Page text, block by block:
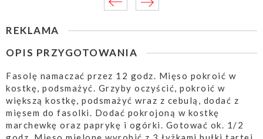
REKLAMA
OPIS PRZYGOTOWANIA
Fasolę namaczać przez 12 godz. Mięso pokroić w
kostkę, podsmażyć. Grzyby oczyścić, pokroić w
większą kostkę, podsmażyć wraz z cebulą, dodać z
mięsem do fasolki. Dodać pokrojoną w kostkę
marchewkę oraz paprykę i ogórki. Gotować ok. 1/2